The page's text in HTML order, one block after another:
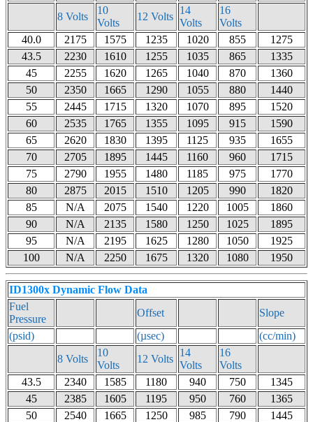
8 Volts
10
Volts
12 Volts
14
Volts
16
Volts
40.0
2175 1575 1235 1020 855
1275
43.5
2230 1610 1255 1035 865
1335
45
2255 1620 1265 1040 870
1360
50
2350 1665 1290 1055 880
1440
55
2445 1715 1320 1070 895
1520
60
2535 1765 1355 1095 915
1590
65
2620 1830 1395 1125 935
1655
70
2705 1895 1445 1160 960
1715
75
2790 1955 1480 1185 975
1770
80
2875 2015 1510 1205 990
1820
85
N/A 2075 1540 1220 1005
1860
90
N/A 2135 1580 1250 1025
1895
95
N/A 2195 1625 1280 1050
1925
100
N/A 2250 1675 1320 1080 1950
ID1300x Dynamic Flow Data
Fuel
Pressure
Offset
Slope
(psid)
(µsec)
(cc/min)
8 Volts
10
Volts
12 Volts
14
Volts
16
Volts
43.5
2340 1585 1180 940 750
1345
45
2385 1605 1195 950 760
1365
50
2540 1665 1250 985 790
1445